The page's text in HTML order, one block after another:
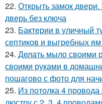
22. Открыть замок
дверь без ключа
23. Бактерии в уличный
септиков и выгребных
24. Делать мыло своими
своими руками в
пошагово с фото для
25. Из потолка 4